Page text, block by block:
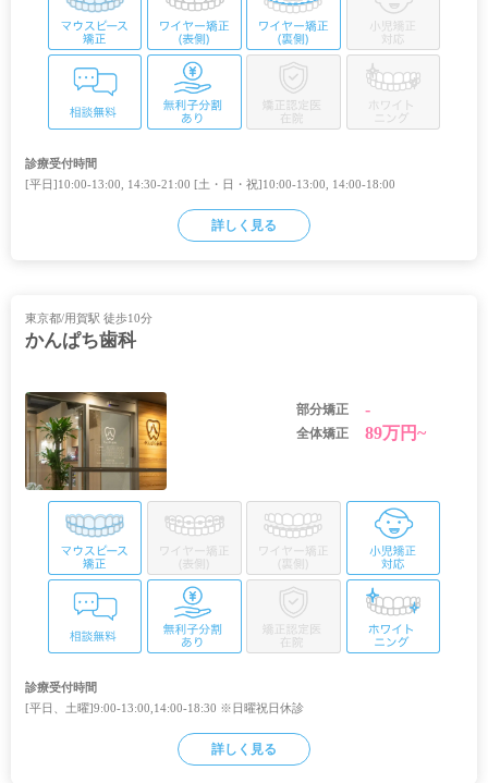
診療受付時間
[平日]10:00-13:00, 14:30-21:00 [土・日・祝]10:00-13:00, 14:00-18:00
詳しく見る
東京都/用賀駅 徒歩10分
かんぱち歯科
部分矯正 -
全体矯正 89万円~
診療受付時間
[平日、土曜]9:00-13:00,14:00-18:30 ※日曜祝日休診
詳しく見る